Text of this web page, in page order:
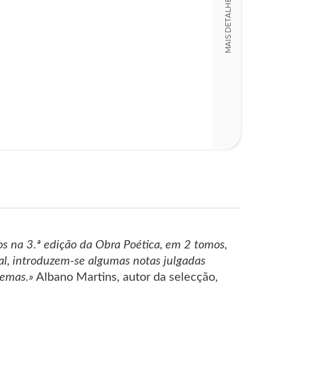
MAIS DETALHES
na 3.ª edição da Obra Poética, em 2 tomos,
introduzem-se algumas notas julgadas
Albano Martins, autor da selecção,